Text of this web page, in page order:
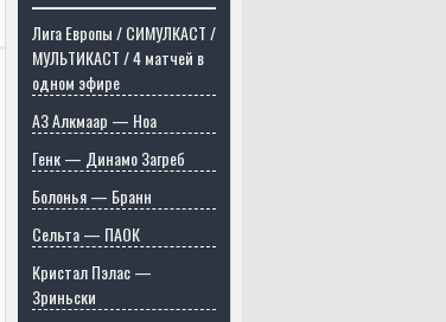
Лига Европы / СИМУЛКАСТ /
МУЛЬТИКАСТ / 4 матчей в
одном эфире
АЗ Алкмаар — Ноа
Генк — Динамо Загреб
Болонья — Бранн
Сельта — ПАОК
Кристал Пэлас —
Зриньски